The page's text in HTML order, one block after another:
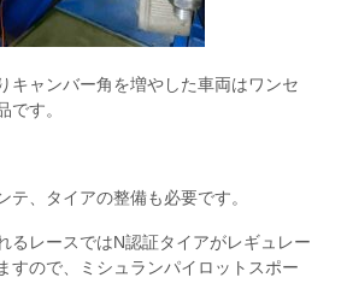
キャンバー角を増やした車両はワンセ
です。
テ、タイアの整備も必要です。
るレースではN認証タイアがレギュレー
すので、ミシュランパイロットスポー